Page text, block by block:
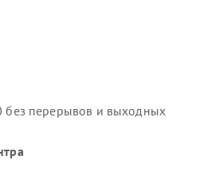
перерывов и выходных